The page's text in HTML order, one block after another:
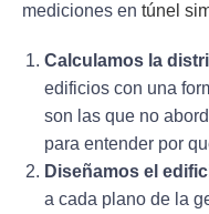
mediciones en túnel
Calculamos la
edificios con una
son las que no
para entender por
Diseñamos el
a cada plano de la